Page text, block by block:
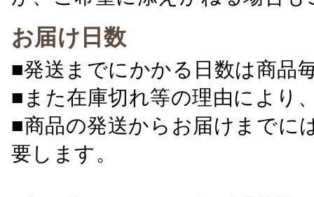
お届け日数
■発送までにかかる日数は商品
■また在庫切れ等の理由により
■商品の発送からお届けまでに
要します。